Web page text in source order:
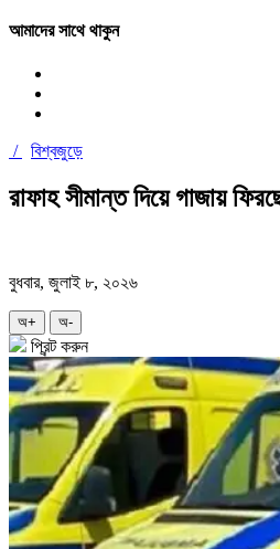
আমাদের সাথে থাকুন
/ বিশ্বজুড়ে
রাফাহ সীমান্ত দিয়ে গাজায়
বুধবার, জুলাই ৮, ২০২৬
অ+ অ-
প্রিন্ট করুন